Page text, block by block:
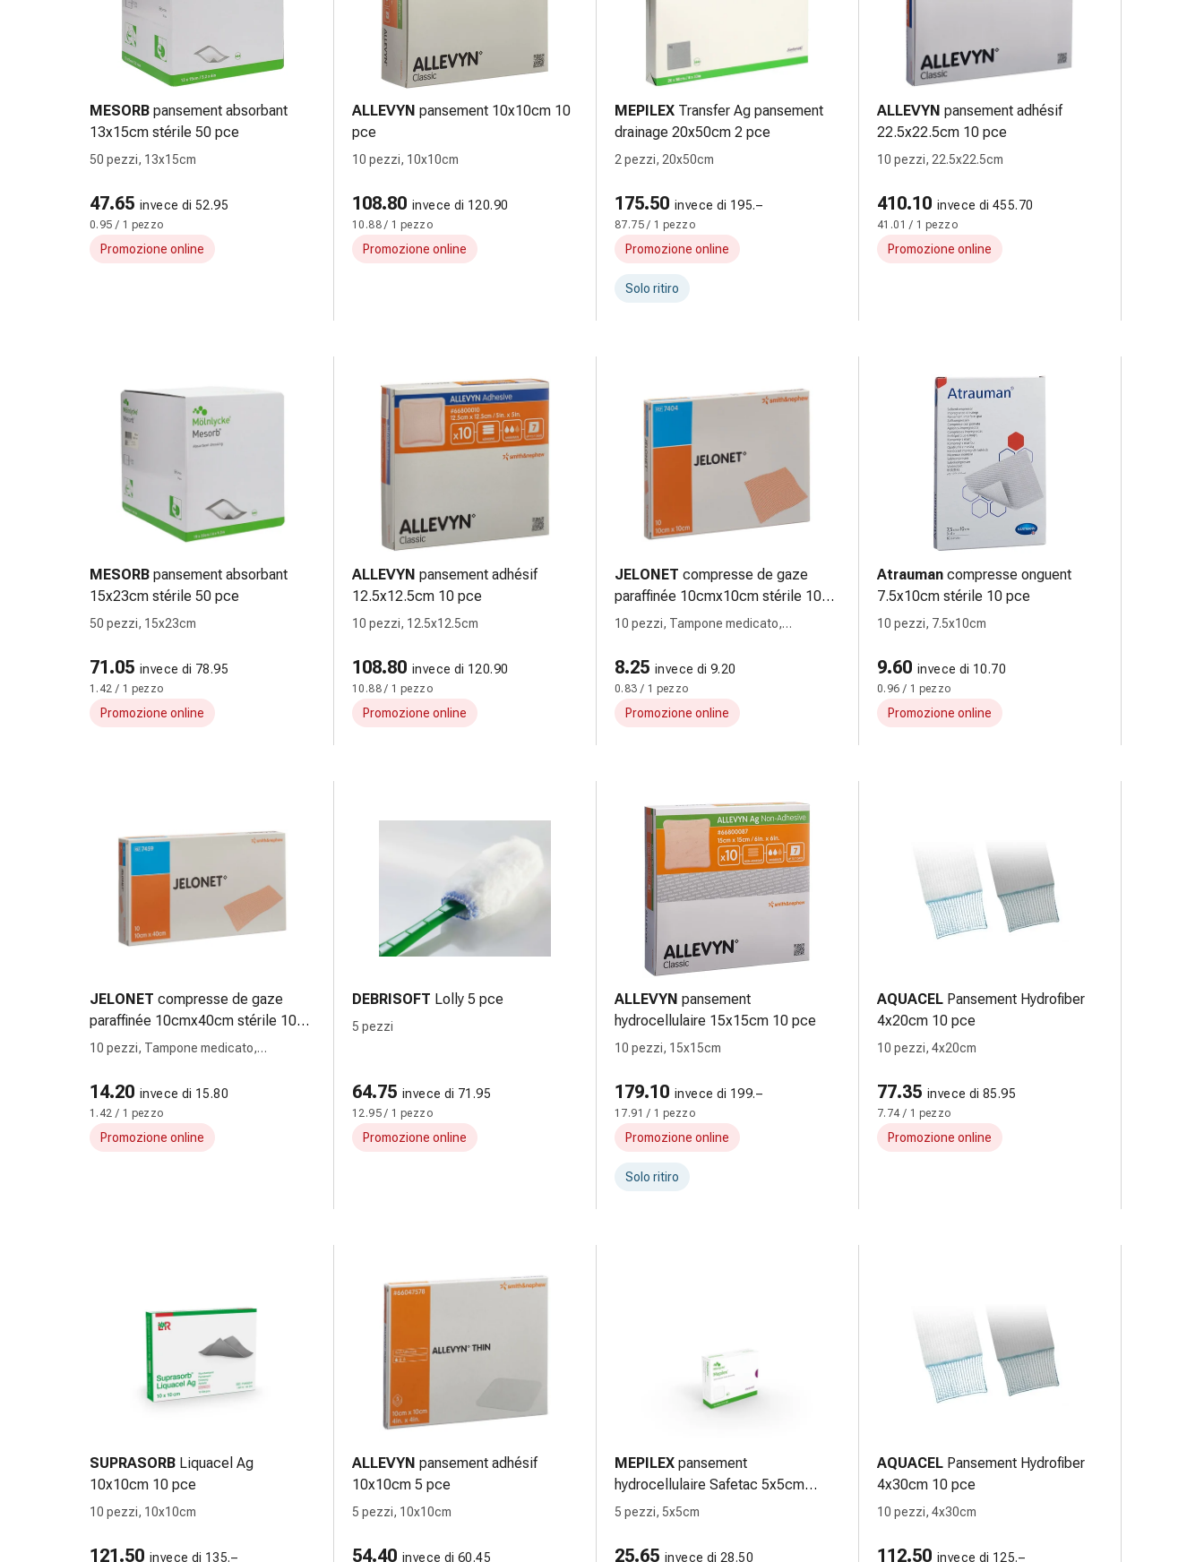
adesive
colla
tissutale
vescicante
Tamponi
medicali
orecchie
Igiene
oculare
Medicazioni
oftalmiche
Igiene
oculare
circolazione
vasi
sanguigni
Calze
e
di
sostegno
Vene
Coagulazione
del
sangue
Disturbi
nervosi
Disturbi
memoria
concentrazione
Allergie
Bruciore
stomaco
Nausea
flatulenza
e
gonfiore
Malattie
MESORB pansement absorbant
13x15cm stérile 50 pce
50 pezzi, 13x15cm
47.65 invece di 52.95
0.95 / 1 pezzo
Promozione online
ALLEVYN pansement 10x10cm 10
pce
10 pezzi, 10x10cm
108.80 invece di 120.90
10.88 / 1 pezzo
Promozione online
MEPILEX Transfer Ag pansement
drainage 20x50cm 2 pce
2 pezzi, 20x50cm
175.50 invece di 195.–
87.75 / 1 pezzo
Promozione online
Solo ritiro
ALLEVYN pansement adhésif
22.5x22.5cm 10 pce
10 pezzi, 22.5x22.5cm
410.10 invece di 455.70
41.01 / 1 pezzo
Promozione online
MESORB pansement absorbant
15x23cm stérile 50 pce
50 pezzi, 15x23cm
71.05 invece di 78.95
1.42 / 1 pezzo
Promozione online
ALLEVYN pansement adhésif
12.5x12.5cm 10 pce
10 pezzi, 12.5x12.5cm
108.80 invece di 120.90
10.88 / 1 pezzo
Promozione online
JELONET compresse de gaze
paraffinée 10cmx10cm stérile 10
pce
10 pezzi, Tampone medicato,
8.25 invece di 9.20
0.83 / 1 pezzo
Promozione online
Atrauman compresse onguent
7.5x10cm stérile 10 pce
10 pezzi, 7.5x10cm
9.60 invece di 10.70
0.96 / 1 pezzo
Promozione online
JELONET compresse de gaze
paraffinée 10cmx40cm stérile 10
pce
10 pezzi, Tampone medicato,
14.20 invece di 15.80
1.42 / 1 pezzo
Promozione online
DEBRISOFT Lolly 5 pce
5 pezzi
64.75 invece di 71.95
12.95 / 1 pezzo
Promozione online
ALLEVYN pansement
hydrocellulaire 15x15cm 10 pce
10 pezzi, 15x15cm
179.10 invece di 199.–
17.91 / 1 pezzo
Promozione online
Solo ritiro
AQUACEL Pansement Hydrofiber
4x20cm 10 pce
10 pezzi, 4x20cm
77.35 invece di 85.95
7.74 / 1 pezzo
Promozione online
SUPRASORB Liquacel Ag
10x10cm 10 pce
10 pezzi, 10x10cm
121.50 invece di 135.–
ALLEVYN pansement adhésif
10x10cm 5 pce
5 pezzi, 10x10cm
54.40 invece di 60.45
MEPILEX pansement
hydrocellulaire Safetac 5x5cm
silicone 5 pce
5 pezzi, 5x5cm
25.65 invece di 28.50
AQUACEL Pansement Hydrofiber
4x30cm 10 pce
10 pezzi, 4x30cm
112.50 invece di 125.–